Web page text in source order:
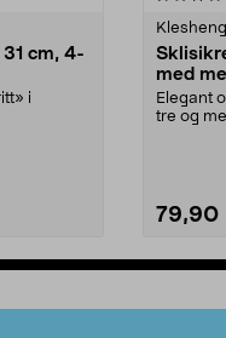
cm, 4-
i
med
Elegant
tre og
79,90